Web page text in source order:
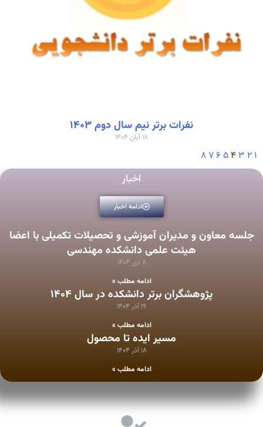
نفرات برتر نيم سال دوم ۱۴۰۳
۱۸ آبان ۱۴۰۴
۱ ۲ ۳ ۴ ۵ ۶ ۷۸
اخبار
ادامه اخبار
جلسه معاون و مدیران آموزشی و تحصیلات تکمیلی با اعضا
هیئت علمی دانشکده مهندسی
۸ دی ۱۴۰۴
ادامه مطلب »
پژوهشگران برتر دانشكده در سال ۱۴۰۴
۱۹ آذر ۱۴۰۴
ادامه مطلب »
مسیر ایده تا محصول
۱۸ آذر ۱۴۰۴
ادامه مطلب »